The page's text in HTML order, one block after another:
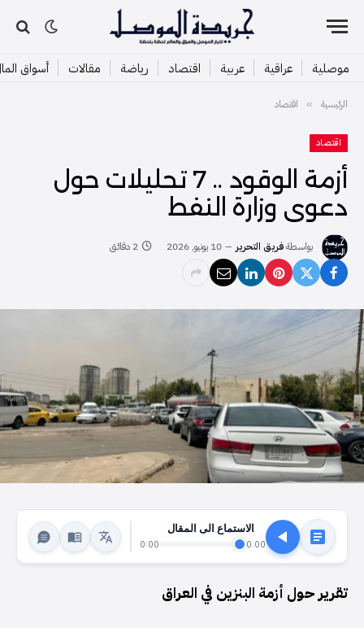
موصلية عراقية عربية اقتصاد رياضة مقالات أسواق
الرئيسية » اقتصاد
اقتصاد
أزمة الوقود .. 7 تحليلات حول
دعوى وزارة النفط
بواسطةفريق التحرير 10 يونيو, 2026 2 دقائق
الاستماع الى المقال
0:00
0:00
تقرير حول أزمة البنزين في العراق